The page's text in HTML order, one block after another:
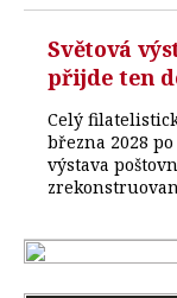
Světová
přijde ten
Celý
března 2028
výstava